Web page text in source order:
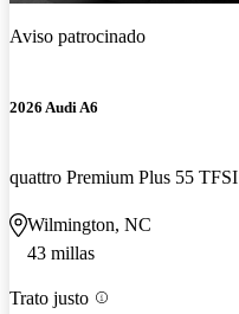
Aviso patrocinado
2026 Audi A6
quattro Premium Plus 55 TFSI
Wilmington, NC
43 millas
Trato justo